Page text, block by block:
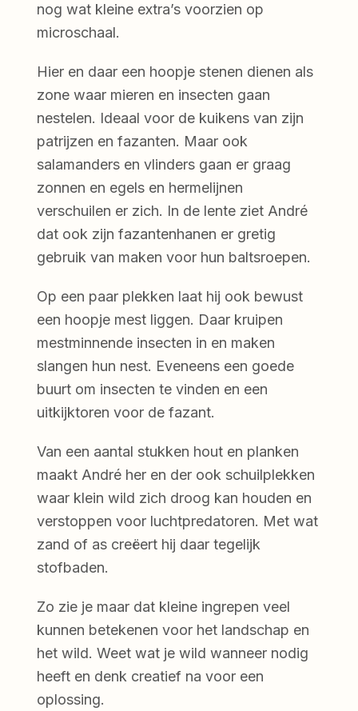
nog wat kleine extra’s voorzien op
microschaal.
Hier en daar een hoopje stenen dienen als
zone waar mieren en insecten gaan
nestelen. Ideaal voor de kuikens van zijn
patrijzen en fazanten. Maar ook
salamanders en vlinders gaan er graag
zonnen en egels en hermelijnen
verschuilen er zich. In de lente ziet André
dat ook zijn fazantenhanen er gretig
gebruik van maken voor hun baltsroepen.
Op een paar plekken laat hij ook bewust
een hoopje mest liggen. Daar kruipen
mestminnende insecten in en maken
slangen hun nest. Eveneens een goede
buurt om insecten te vinden en een
uitkijktoren voor de fazant.
Van een aantal stukken hout en planken
maakt André her en der ook schuilplekken
waar klein wild zich droog kan houden en
verstoppen voor luchtpredatoren. Met wat
zand of as creëert hij daar tegelijk
stofbaden.
Zo zie je maar dat kleine ingrepen veel
kunnen betekenen voor het landschap en
het wild. Weet wat je wild wanneer nodig
heeft en denk creatief na voor een
oplossing.